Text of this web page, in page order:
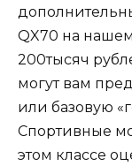
QX70 на
200тысяч
могут вам
или базовую
Спортивные
этом классе